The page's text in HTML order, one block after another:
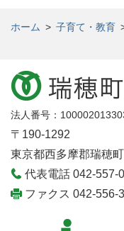
ホーム > 子育て・教育
法人番号：
〒190-1292
東京都西多摩郡瑞穂
代表電話 042-557-
ファクス 042-556-